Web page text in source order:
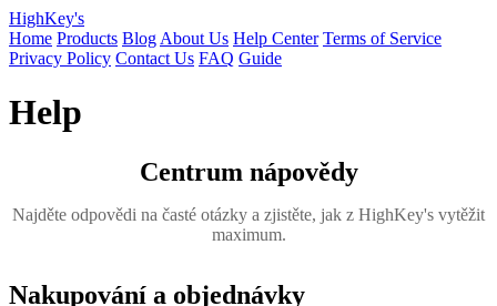
HighKey's
Home Products Blog About Us Help Center Terms of Service
Privacy Policy Contact Us FAQ Guide
Help
Centrum nápovědy
Najděte odpovědi na časté otázky a zjistěte, jak z HighKey's vytěžit
maximum.
Nakupování a objednávky